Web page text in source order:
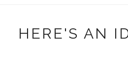
HERE'S AN